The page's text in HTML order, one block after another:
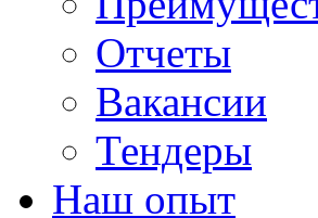
Отчеты
Вакансии
Тендеры
Наш опыт